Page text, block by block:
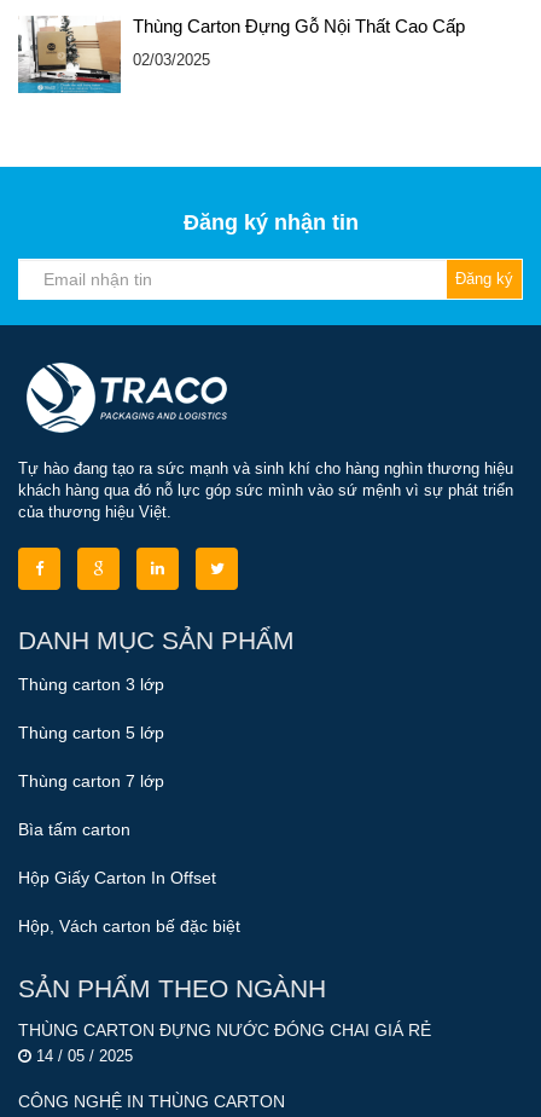
Thùng Carton Đựng Gỗ Nội Thất Cao Cấp
02/03/2025
Đăng ký nhận tin
Đăng ký
Tự hào đang tạo ra sức mạnh và sinh khí cho hàng nghìn thương hiệu
khách hàng qua đó nỗ lực góp sức mình vào sứ mệnh vì sự phát triển
của thương hiệu Việt.
DANH MỤC SẢN PHẨM
Thùng carton 3 lớp
Thùng carton 5 lớp
Thùng carton 7 lớp
Bìa tấm carton
Hộp Giấy Carton In Offset
Hộp, Vách carton bế đặc biệt
SẢN PHẨM THEO NGÀNH
THÙNG CARTON ĐỰNG NƯỚC ĐÓNG CHAI GIÁ RẺ
14 / 05 / 2025
CÔNG NGHỆ IN THÙNG CARTON